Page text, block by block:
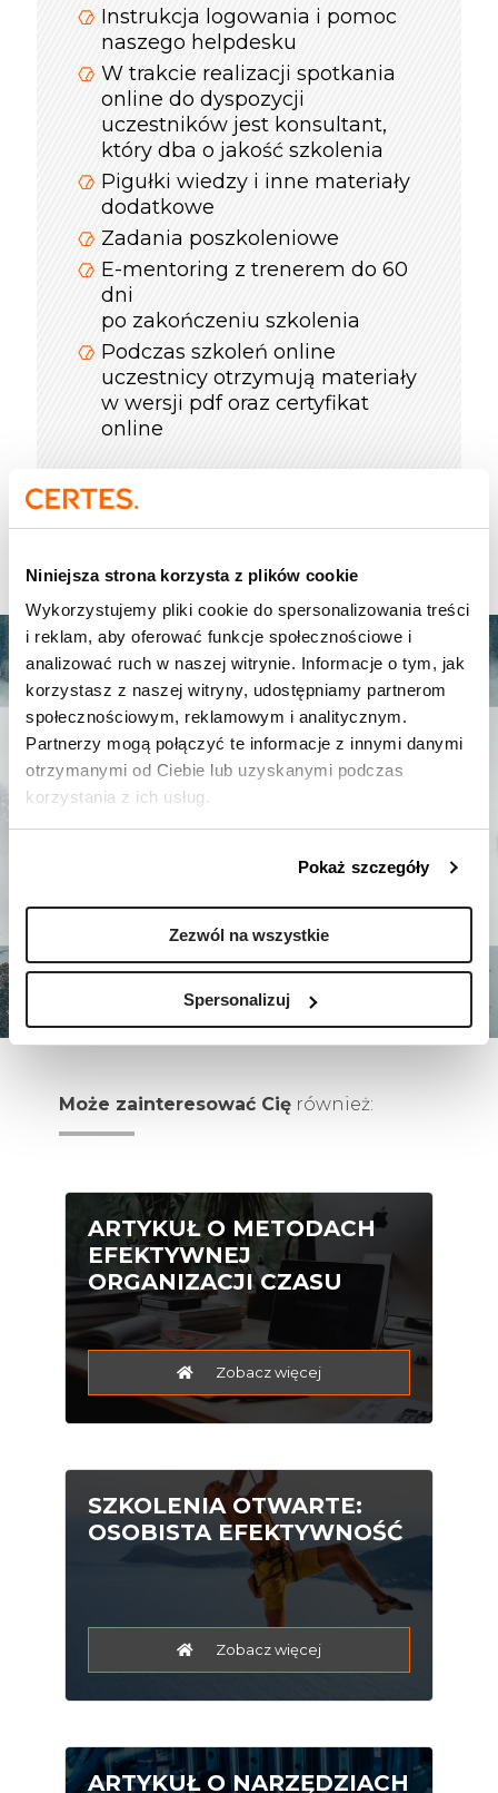
Niniejsza strona korzysta z plików cookie
Wykorzystujemy pliki cookie do spersonalizowania treści
i reklam, aby oferować funkcje społecznościowe i
analizować ruch w naszej witrynie. Informacje o tym, jak
korzystasz z naszej witryny, udostępniamy partnerom
społecznościowym, reklamowym i analitycznym.
Partnerzy mogą połączyć te informacje z innymi danymi
otrzymanymi od Ciebie lub uzyskanymi podczas
korzystania z ich usług.
Pokaż szczegóły
Zezwól na wszystkie
Spersonalizuj
Instrukcja logowania i pomoc
naszego helpdesku
W trakcie realizacji spotkania
online do dyspozycji
uczestników jest konsultant,
który dba o jakość szkolenia
Pigułki wiedzy i inne materiały
dodatkowe
Zadania poszkoleniowe
E-mentoring z trenerem do 60
dni
po zakończeniu szkolenia
Podczas szkoleń online
uczestnicy otrzymują materiały
w wersji pdf oraz certyfikat
online
Scenki treningowe
Może zainteresować Cię również:
ARTYKUŁ O METODACH
EFEKTYWNEJ
ORGANIZACJI CZASU
Zobacz więcej
SZKOLENIA OTWARTE:
OSOBISTA EFEKTYWNOŚĆ
Zobacz więcej
ARTYKUŁ O NARZĘDZIACH